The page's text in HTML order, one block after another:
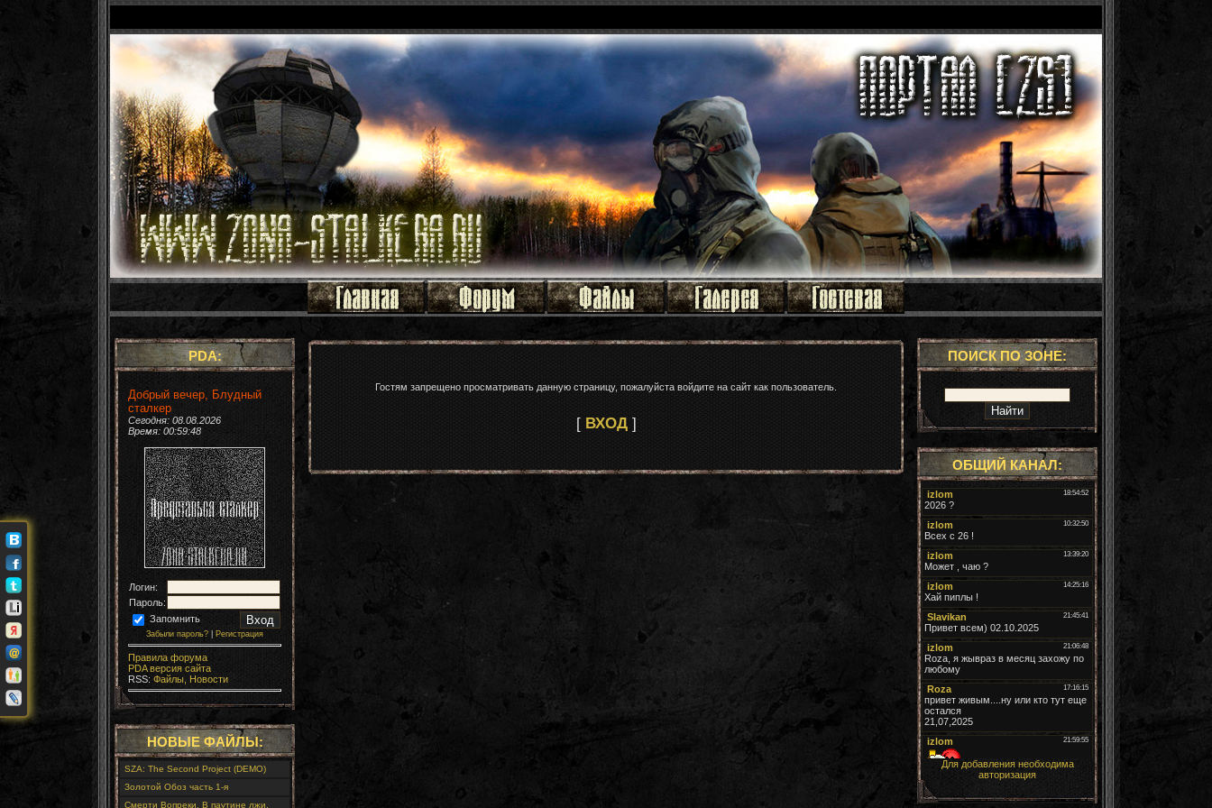
PDA:
Добрый вечер, Блудный
сталкер
Сегодня: 08.08.2026
Время: 00:59:49
Логин:
Пароль:
Запомнить
Забыли пароль? Регистрация
Правила форума
PDA версия сайта
RSS: Файлы, Новости
НОВЫЕ ФАЙЛЫ:
SZA: The Second Project (DEMO)
Золотой Обоз часть 1-я
Смерти Вопреки. В паутине лжи.
Гостям запрещено просматривать данную страницу, пожалуйста войдите на сайт как пользователь.
[ ВХОД]
ПОИСК ПО ЗОНЕ:
ОБЩИЙ КАНАЛ:
Для добавления необходима
авторизация